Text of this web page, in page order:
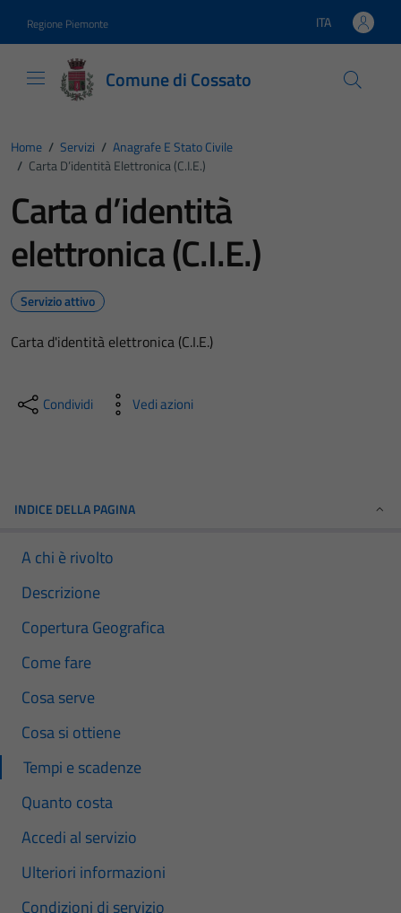
Regione Piemonte Lingua attiva:
ITA
Comune di Cossato
Home / Servizi / Anagrafe E Stato Civile
/ Carta D’identità Elettronica (C.I.E.)
Carta d’identità
elettronica (C.I.E.)
Servizio attivo
Carta d'identità elettronica (C.I.E.)
Condividi Vedi azioni
INDICE DELLA PAGINA
A chi è rivolto
Descrizione
Copertura Geografica
Come fare
Cosa serve
Cosa si ottiene
Tempi e scadenze
Quanto costa
Accedi al servizio
Ulteriori informazioni
Condizioni di servizio